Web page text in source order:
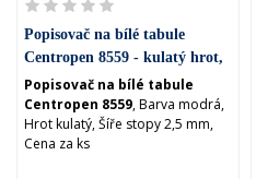
Popisovač na bílé tabule
Centropen 8559 - kulatý hrot,
modrý
Popisovač na bílé tabule
Centropen 8559, Barva modrá,
Hrot kulatý, Šíře stopy 2,5 mm,
Cena za ks